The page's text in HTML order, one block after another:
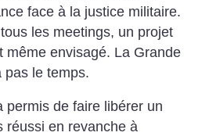
face à la justice militaire.
les meetings, un projet
même envisagé. La Grande
pas le temps.
permis de faire libérer un
réussi en revanche à